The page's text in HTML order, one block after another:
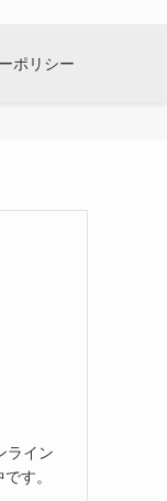
ポリシー
ライン
す。